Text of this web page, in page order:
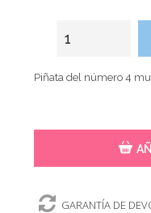
Piñata del número 4
GARANTÍA DE